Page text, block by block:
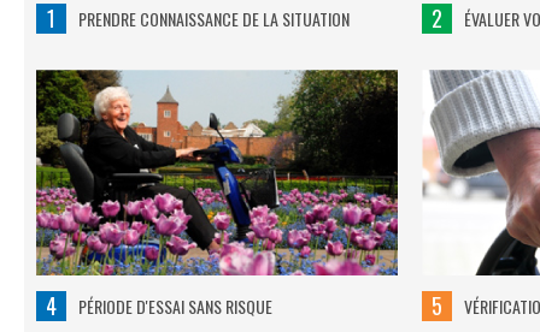
1 PRENDRE CONNAISSANCE DE LA SITUATION 2 ÉVALUER
4 PÉRIODE D'ESSAI SANS RISQUE 5